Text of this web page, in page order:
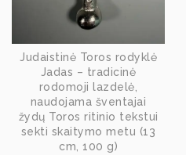
Judaistinė Toros rodyklė
Jadas – tradicinė
rodomoji lazdelė,
naudojama šventajai
žydų Toros ritinio tekstui
sekti skaitymo metu (13
cm, 100 g)